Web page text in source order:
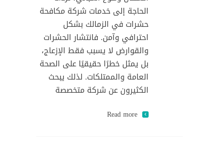
الحاجة إلى خدمات شركة مكافحة
حشرات في الزمالك بشكل
احترافي وآمن. فانتشار الحشرات
والقوارض لا يسبب فقط الإزعاج،
بل يمثل خطرًا حقيقيًا على الصحة
العامة والممتلكات. لذلك يبحث
الكثيرون عن شركة متخصصة
Read more